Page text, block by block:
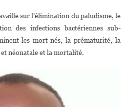
sur l’élimination du paludisme, le
des infections bactériennes sub-
les mort-nés, la prématurité, la
néonatale et la mortalité.